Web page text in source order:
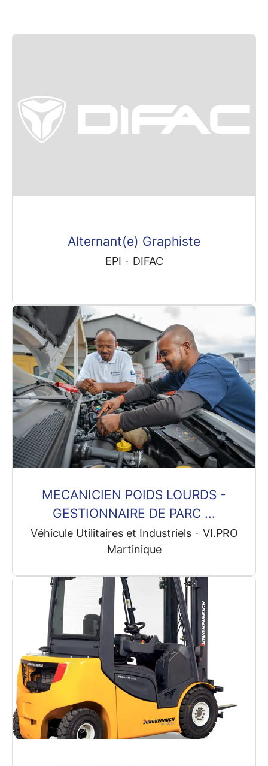
Alternant(e) Graphiste
EPI · DIFAC
MECANICIEN POIDS LOURDS -
GESTIONNAIRE DE PARC ...
Véhicule Utilitaires et Industriels · VI.PRO
Martinique